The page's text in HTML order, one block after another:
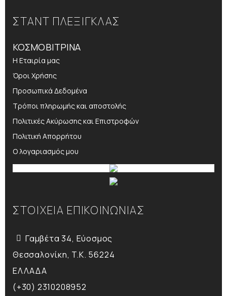
ΣΤΑΝΤ ΠΛΕΞΙΓΚΛΑΣ
ΚΟΣΜΟΒΙΤΡΙΝΑ
Η Εταιρία μας
Όροι Χρήσης
Προσωπικά Δεδομένα
Τρόποι πληρωμής και αποστολής
Πολιτικές Ακύρωσης και Επιστροφών
Πολιτική Απορρήτου
Ο λογαριασμός μου
ΣΤΟΙΧΕΙΑ ΕΠΙΚΟΙΝΩΝΙΑΣ
Γαμβέτα 34, Εύοσμος
Θεσσαλονίκη, T.K. 56224
ΕΛΛΑΔΑ
(+30) 2310208952